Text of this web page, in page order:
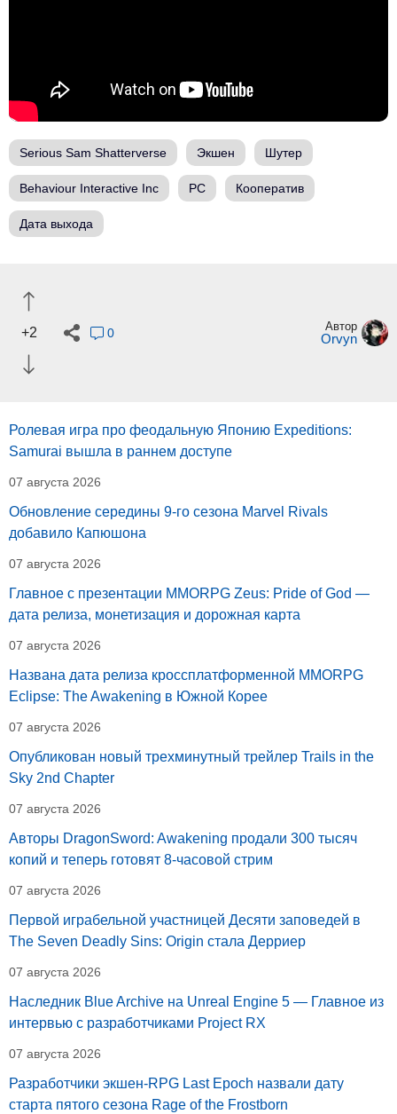
Serious Sam Shatterverse Экшен Шутер
Behaviour Interactive Inc PC Кооператив
Дата выхода
+2 0 Автор
Orvyn
Ролевая игра про феодальную Японию Expeditions:
Samurai вышла в раннем доступе
07 августа 2026
Обновление середины 9-го сезона Marvel Rivals
добавило Капюшона
07 августа 2026
Главное с презентации MMORPG Zeus: Pride of God —
дата релиза, монетизация и дорожная карта
07 августа 2026
Названа дата релиза кроссплатформенной MMORPG
Eclipse: The Awakening в Южной Корее
07 августа 2026
Опубликован новый трехминутный трейлер Trails in the
Sky 2nd Chapter
07 августа 2026
Авторы DragonSword: Awakening продали 300 тысяч
копий и теперь готовят 8-часовой стрим
07 августа 2026
Первой играбельной участницей Десяти заповедей в
The Seven Deadly Sins: Origin стала Дерриер
07 августа 2026
Наследник Blue Archive на Unreal Engine 5 — Главное из
интервью с разработчиками Project RX
07 августа 2026
Разработчики экшен-RPG Last Epoch назвали дату
старта пятого сезона Rage of the Frostborn